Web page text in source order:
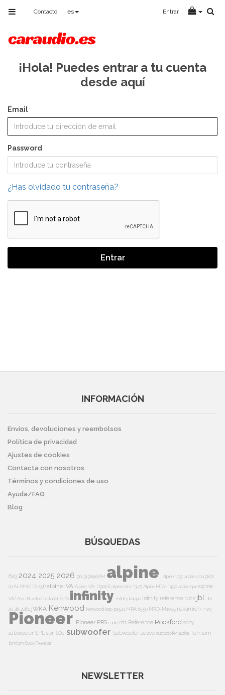
Toggle
navigation
Contacto es Entrar
¡Hola! Puedes entrar a tu cuenta
desde aquí
Email
Password
¿Has olvidado tu contraseña?
Entrar
INFORMACIÓN
Envíos, devoluciones y reembolsos
Política de privacidad
Ajustes de cookies
Contacta con nosotros
Términos y condiciones de uso
Ayuda/FAQ
Blog
BÚSQUEDAS
6x9 2024 2025 2026 9613i9846RM alpine alpine 105r alpine cda 9812
rbALPINE D105Ralpine IVA Alpine IVA-D900Ralpine mrv-f345Alpine MRV-f450alpine spxalpine
v12 Avic BluetoothclarionGPS infinity Infinity kappa Infinity reference 10cs jbl
Jbl
20 Jbl 2060 jWKA Kenwood kenwood kac-ps521 MRA d550 MRD-M1005 nakamichi nve
Pioneer Pioneer PRS radio rds Reference Rockford sony
subwoofer SPL spr-60c subwoofer Subwoofer activo subwoofer alpine Tomtom
tomtom 6000Tweeter
NEWSLETTER